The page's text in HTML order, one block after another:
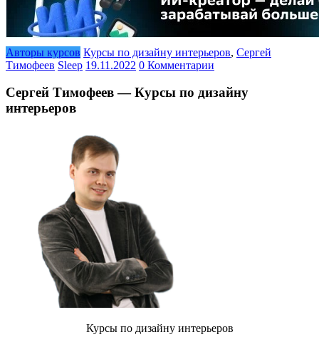
Авторы курсов Курсы по дизайну интерьеров, Сергей
Тимофеев Sleep 19.11.2022 0 Комментарии
Сергей Тимофеев — Курсы по дизайну
интерьеров
Курсы по дизайну интерьеров